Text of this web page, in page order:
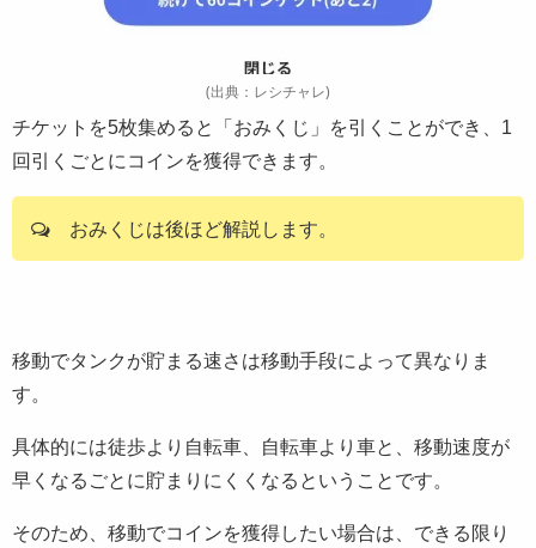
(出典：レシチャレ)
チケットを5枚集めると「おみくじ」を引くことができ、1
回引くごとにコインを獲得できます。
おみくじは後ほど解説します。
移動でタンクが貯まる速さは移動手段によって異なりま
す。
具体的には徒歩より自転車、自転車より車と、移動速度が
早くなるごとに貯まりにくくなるということです。
そのため、移動でコインを獲得したい場合は、できる限り